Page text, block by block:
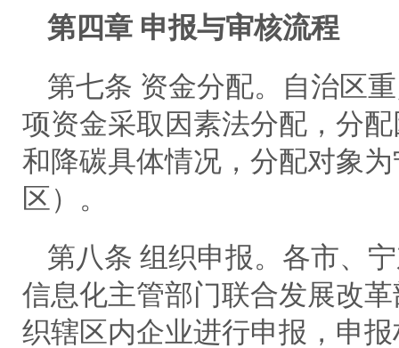
第四章 申报与审核流程
第七条 资金分配。自治区
项资金采取因素法分配，分
和降碳具体情况，分配对象
区）。
第八条 组织申报。各市、
信息化主管部门联合发展改
织辖区内企业进行申报，申